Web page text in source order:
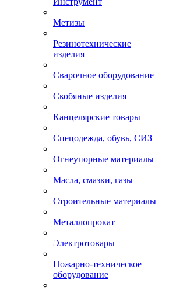
Метизы
Резинотехнические
изделия
Сварочное оборудование
Скобяные изделия
Канцелярские товары
Спецодежда, обувь, СИЗ
Огнеупорные материалы
Масла, смазки, газы
Строительные материалы
Металлопрокат
Электротовары
Пожарно-техническое
оборудование